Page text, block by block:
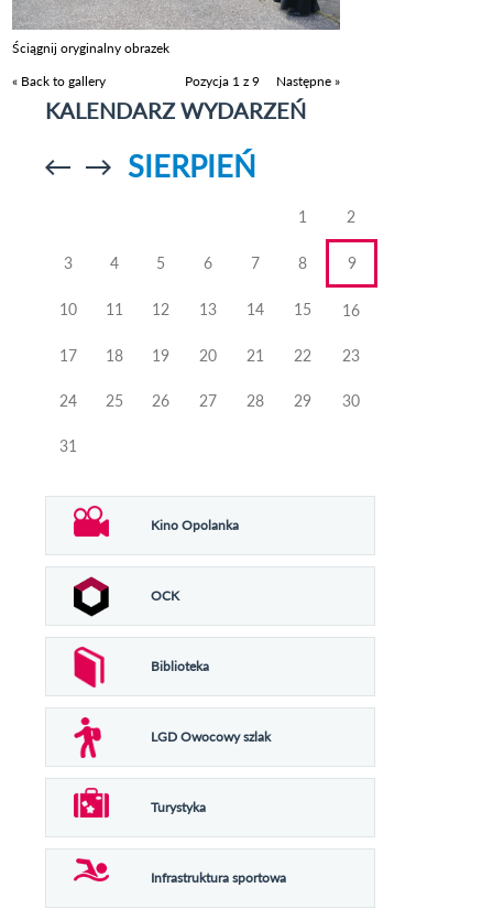
Ściągnij oryginalny obrazek
« Back to gallery
Pozycja 1 z 9 Następne »
KALENDARZ WYDARZEŃ
Przejdź doPrzejdź do
SIERPIEŃ
1 2
3 4 5 6 7 8 9
10 11 12 13 14 15 16
17 18 19 20 21 22 23
24 25 26 27 28 29 30
31
Kino Opolanka
OCK
Biblioteka
LGD Owocowy szlak
Turystyka
Infrastruktura sportowa